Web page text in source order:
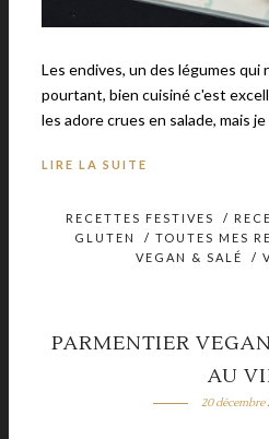
Les endives, un des légumes qui
pourtant, bien cuisiné c'est
les adore crues en salade, mais
LIRE LA SUITE
RECETTES FESTIVES /
GLUTEN
/ TOUTES MES
VEGAN & SALÉ
/
PARMENTIER
AU
20 décembre